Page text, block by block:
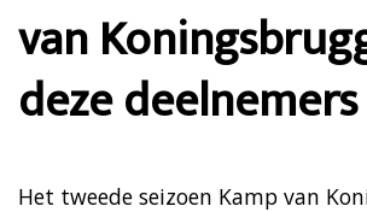
van
deze deelnemers
Het tweede seizoen Kamp van